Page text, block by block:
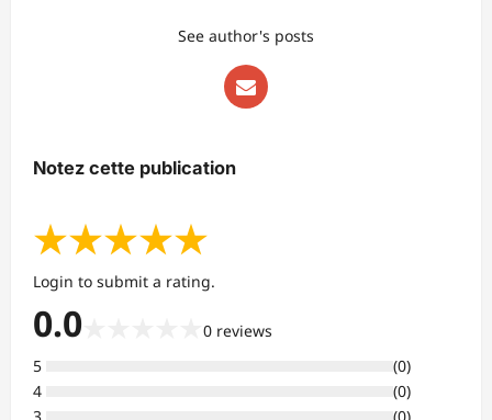
See author's posts
Notez cette publication
★★★★★
Login to submit a rating.
0.0 0 reviews
5
(0)
4
(0)